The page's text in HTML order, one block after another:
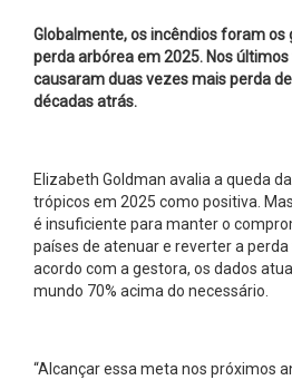
Globalmente, os incêndios foram os
perda arbórea em 2025. Nos
causaram duas vezes mais perda
décadas atrás.
Elizabeth Goldman avalia a queda
trópicos em 2025 como positiva.
é insuficiente para manter o
países de atenuar e reverter a
acordo com a gestora, os dados
mundo 70% acima do necessário.
“Alcançar essa meta nos próximos